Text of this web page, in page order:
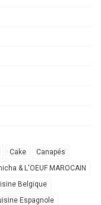
Cake
Canapés
& L'OEUF MAROCAIN
Belgique
Espagnole